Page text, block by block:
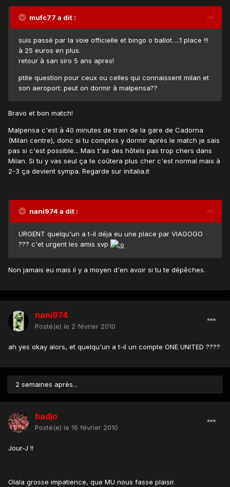
mufc77 a dit :
suis passé par la voie officielle et bingo o ballot.....1 place !!!
à 25 euros en plus.
retour à san siro 5 ans apres!
ptite question pour ceux ou celles qui connaissent milan et
son aeroport: peut on dormir à malpensa??
Bravo et bon match!
Malpensa c'est à 40 minutes de train de la gare de Cadorna
(Milan centre), donc si tu comptes y dormir après le match je sais
pas si c'est possible... Mais t'as des hôtels pas trop chers dans
Milan. Si tu y vas seul ça te coûtera plus cher c'est normal mais à
2-3 ça devient sympa. Regarde sur initalia.it
nani974 a dit :
URGENT quelqu'un a t-il déja eu une place par VIAGOGO
??? c'et urgent les amis svp
Non jamais eu mais il y a moyen d'en avoir si tu te dépêches.
nani974
Posté(e) le 2 février 2010
ah yes okay alors, et quelqu'un a t-il un compte ONE UNITED ????
2 semaines après...
badjo
Posté(e) le 16 février 2010
Jour-J !!
Olala grosse impatience, que MU nous fasse plaisir.